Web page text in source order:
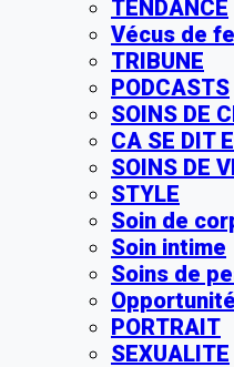
TENDANCE
Vécus de
TRIBUNE
PODCASTS
SOINS DE
CA SE DIT
SOINS DE
STYLE
Soin de
Soin intime
Soins de
PORTRAIT
SEXUALITE